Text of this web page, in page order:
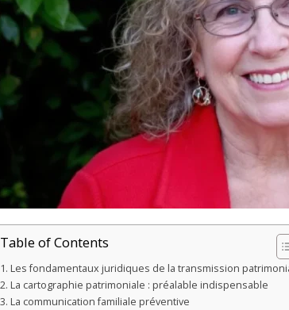
Table of Contents
Les fondamentaux juridiques de la transmission
La cartographie patrimoniale : préalable indispensable
La communication familiale préventive